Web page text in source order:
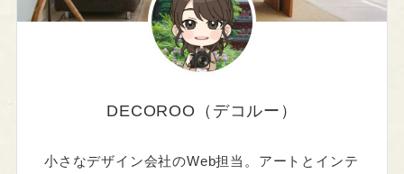
DECOROO（デコルー）
小さなデザイン会社のWeb担当。アートとインテ